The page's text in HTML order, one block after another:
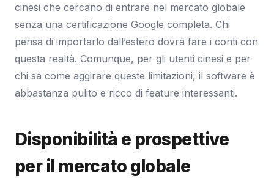
cinesi che cercano di entrare nel mercato globale
senza una certificazione Google completa. Chi
pensa di importarlo dall’estero dovrà fare i conti con
questa realtà. Comunque, per gli utenti cinesi e per
chi sa come aggirare queste limitazioni, il software è
abbastanza pulito e ricco di feature interessanti.
Disponibilità e prospettive
per il mercato globale